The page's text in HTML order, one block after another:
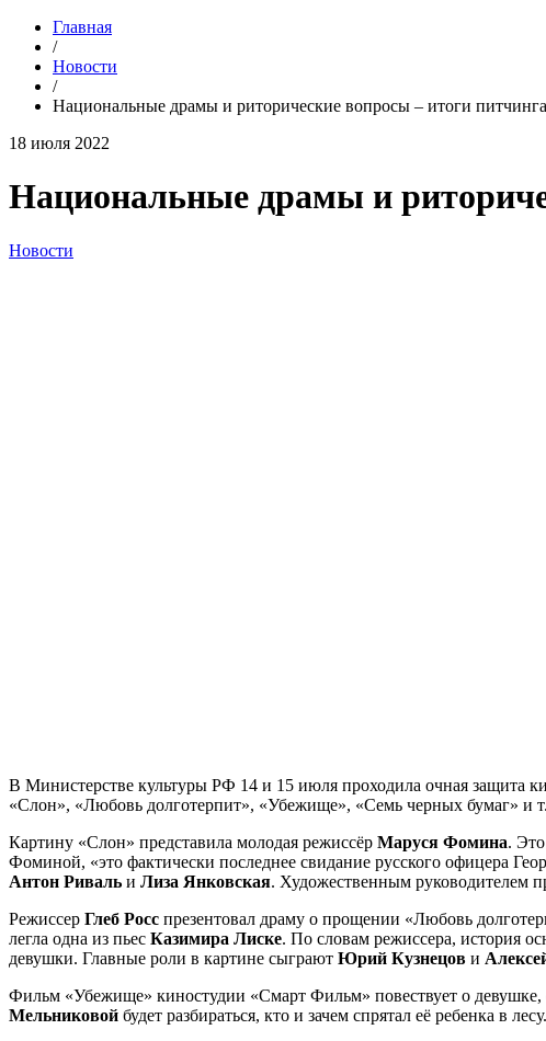
Главная
/
Новости
/
Национальные драмы и риторические вопросы – итоги
18 июля 2022
Национальные драмы и
Новости
В Министерстве культуры РФ 14 и 15 июля проходила очная защита
«Слон», «Любовь долготерпит», «Убежище», «Семь черных бумаг» и
Картину «Слон» представила молодая режиссёр Маруся Фомина.
Фоминой, «это фактически последнее свидание русского офицера
Антон Риваль и Лиза Янковская. Художественным руководителем
Режиссер Глеб Росс презентовал драму о прощении «Любовь
легла одна из пьес Казимира Лиске. По словам режиссера, история
девушки. Главные роли в картине сыграют Юрий Кузнецов и
Фильм «Убежище» киностудии «Смарт Фильм» повествует о девушке,
Мельниковой будет разбираться, кто и зачем спрятал её ребенка в лесу.